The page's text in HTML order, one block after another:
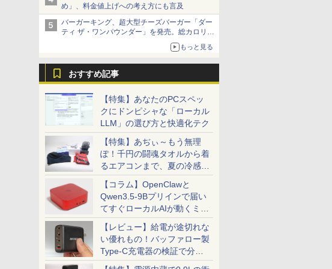
め」、料金値上げへの考え方にも言及
バーガーキング、超大型チーズバーガー「ダー
ティ ザ・ワンパウンダー」を発売。総カロリー
もっと見る
おすすめ記事
【特集】あなたのPCスペッ
クにドンピシャな「ローカル
LLM」の選び方と快適化テク
【特集】あぢぃ～もう無理
ぽ！千円の闘魂タオルから着
るエアコンまで、夏の冷感グ
ッズ一挙紹介
【コラム】OpenClawと
Qwen3.5-9Bプリインで届い
てすぐローカルAIが動くミニ
PC「SER9 Pro」
【レビュー】給電が途切れな
い優れもの！バッファロー製
Type-C充電器の検証で分か
ったこと